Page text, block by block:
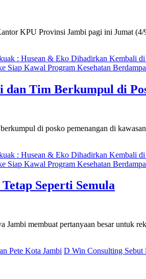
KPU Provinsi Jambi pagi ini Jumat
: Husean & Eko Dihadirkan Kembali di
Siap Kawal Program Kesehatan
Tim Berkumpul di
di posko pemenangan di
: Husean & Eko Dihadirkan Kembali di
Siap Kawal Program Kesehatan
Seperti Semula
membuat pertanyaan besar untuk
Pete Kota Jambi D Win Consulting